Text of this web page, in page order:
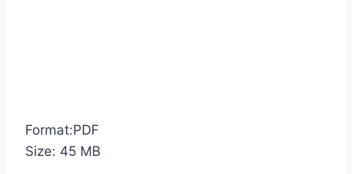
Format:PDF
Size: 45 MB